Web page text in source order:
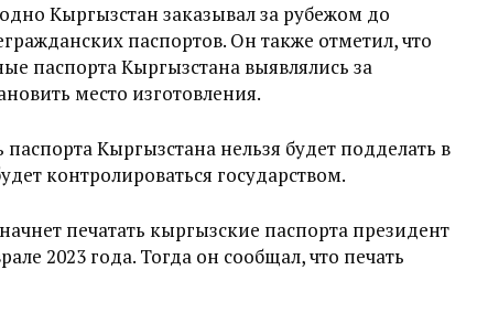
Кыргызстан заказывал за рубежом до
паспортов. Он также отметил, что
паспорта Кыргызстана выявлялись за
место изготовления.
Кыргызстана нельзя будет подделать в
контролироваться государством.
печатать кыргызские паспорта президент
2023 года. Тогда он сообщал, что печать